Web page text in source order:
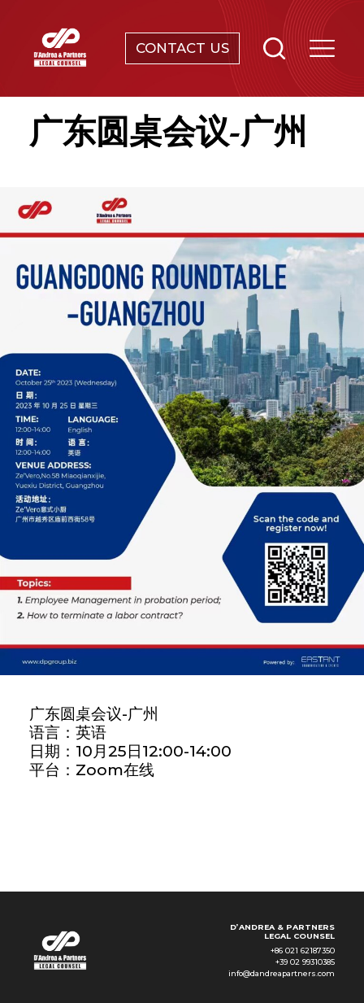
CONTACT US
知识产权保护
公司法及并购
破产及重组
寻址、搬迁并与当地政府谈判
广东圆桌会议-广州
广东圆桌会议-广州
语言：英语
日期：10月25日12:00-14:00
平台：Zoom在线
D’ANDREA & PARTNERS
LEGAL COUNSEL
+86 021 62187350
+39 02 99310385
info@dandreapartners.com